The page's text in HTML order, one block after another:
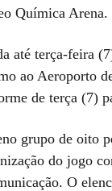
Química Arena.
até terça-feira
ao Aeroporto
de terça (7)
grupo de oito
do jogo
O